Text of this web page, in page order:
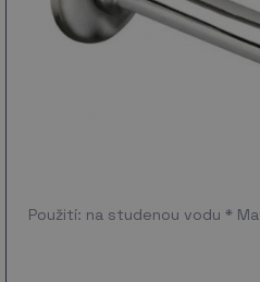
Použití: na studenou vodu *